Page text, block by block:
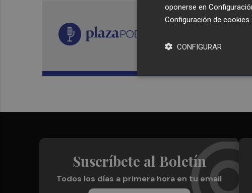
Suscríbete al Boletín
Todos los días a primera hora en tu email
oponerse en
Configuración de cookies
CONFIGURAR